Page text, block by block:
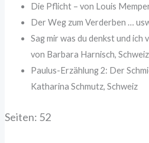
Die Pflicht – von Louis
Der Weg zum Verderben …
Sag mir was du denkst und ich
von Barbara Harnisch, Schweiz
Paulus-Erzählung 2: Der
Katharina Schmutz, Schweiz
Seiten: 52